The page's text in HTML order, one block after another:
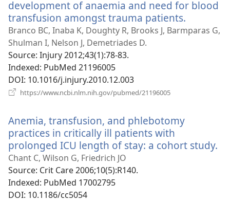
development of anaemia and need for blood
transfusion amongst trauma patients.
у
Branco BC, Inaba K, Doughty R, Brooks J, Barmparas G,
Shulman I, Nelson J, Demetriades D.
Source‎: Injury 2012;43(1):78-83.
Indexed‎: PubMed 21196005
DOI‎: 10.1016/j.injury.2010.12.003
https://www.ncbi.nlm.nih.gov/pubmed/21196005
вікні)
Anemia, transfusion, and phlebotomy
practices in critically ill patients with
prolonged ICU length of stay: a cohort study.
Chant C, Wilson G, Friedrich JO
Source‎: Crit Care 2006;10(5):R140.
Indexed‎: PubMed 17002795
DOI‎: 10.1186/cc5054